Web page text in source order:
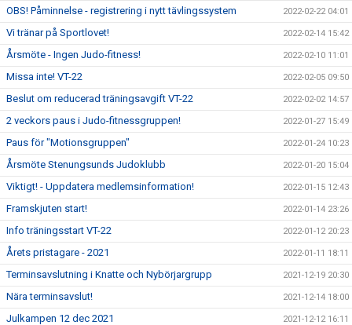
OBS! Påminnelse - registrering i nytt tävlingssystem 2022-02-22 04:01
Vi tränar på Sportlovet! 2022-02-14 15:42
Årsmöte - Ingen Judo-fitness! 2022-02-10 11:01
Missa inte! VT-22 2022-02-05 09:50
Beslut om reducerad träningsavgift VT-22 2022-02-02 14:57
2 veckors paus i Judo-fitnessgruppen! 2022-01-27 15:49
Paus för "Motionsgruppen" 2022-01-24 10:23
Årsmöte Stenungsunds Judoklubb 2022-01-20 15:04
Viktigt! - Uppdatera medlemsinformation! 2022-01-15 12:43
Framskjuten start! 2022-01-14 23:26
Info träningsstart VT-22 2022-01-12 20:23
Årets pristagare - 2021 2022-01-11 18:11
Terminsavslutning i Knatte och Nybörjargrupp 2021-12-19 20:30
Nära terminsavslut! 2021-12-14 18:00
Julkampen 12 dec 2021 2021-12-12 16:11